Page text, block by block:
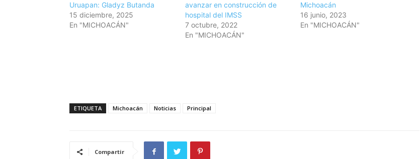
Uruapan: Gladyz Butanda
15 diciembre, 2025
En "MICHOACÁN"
avanzar en construcción de
hospital del IMSS
7 octubre, 2022
En "MICHOACÁN"
Michoacán
16 junio, 2023
En "MICHOACÁN"
ETIQUETA Michoacán Noticias Principal
Compartir